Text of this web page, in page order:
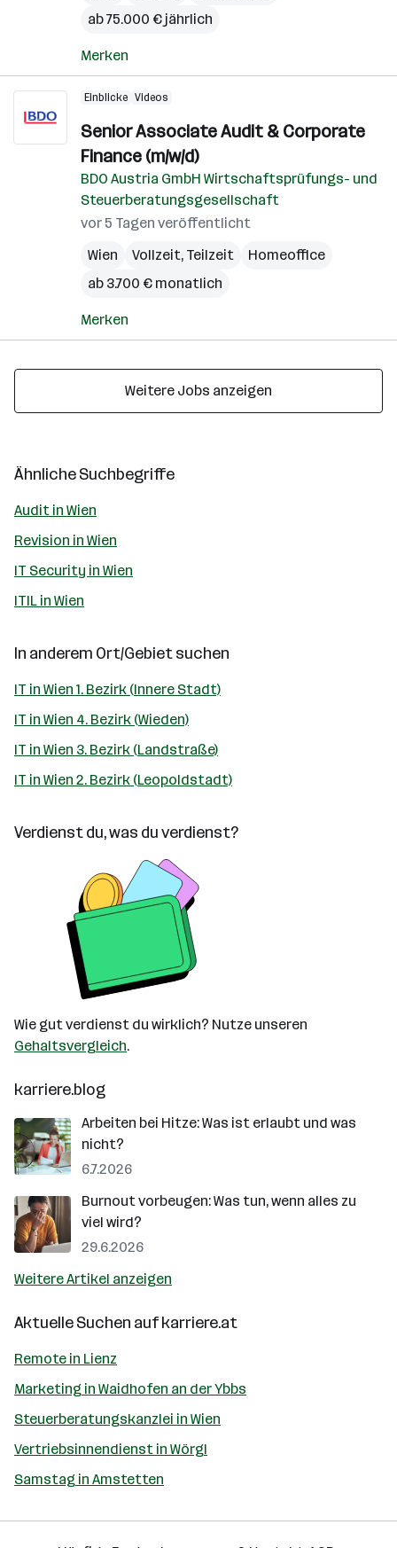
ab 75.000 € jährlich
Merken
Einblicke Videos
Senior Associate Audit & Corporate
Finance (m/w/d)
BDO Austria GmbH Wirtschaftsprüfungs- und
Steuerberatungsgesellschaft
vor 5 Tagen veröffentlicht
Wien
Vollzeit, Teilzeit
Homeoffice
ab 3.700 € monatlich
Merken
Weitere Jobs anzeigen
Ähnliche Suchbegriffe
Audit in Wien
Revision in Wien
IT Security in Wien
ITIL in Wien
In anderem Ort/Gebiet suchen
IT in Wien 1. Bezirk (Innere Stadt)
IT in Wien 4. Bezirk (Wieden)
IT in Wien 3. Bezirk (Landstraße)
IT in Wien 2. Bezirk (Leopoldstadt)
Verdienst du, was du verdienst?
Wie gut verdienst du wirklich? Nutze unseren
Gehaltsvergleich.
karriere.blog
Arbeiten bei Hitze: Was ist erlaubt und was
nicht?
6.7.2026
Burnout vorbeugen: Was tun, wenn alles zu
viel wird?
29.6.2026
Weitere Artikel anzeigen
Aktuelle Suchen aufkarriere.at
Remote in Lienz
Marketing in Waidhofen an der Ybbs
Steuerberatungskanzlei in Wien
Vertriebsinnendienst in Wörgl
Samstag in Amstetten